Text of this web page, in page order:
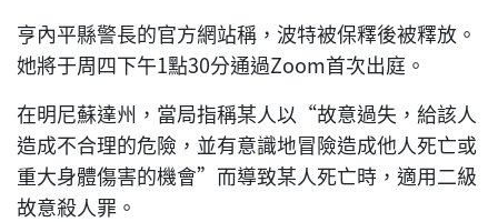
亨內平縣警長的官方網站稱，波特被保釋後被釋放。
她將于周四下午1點30分通過Zoom首次出庭。
在明尼蘇達州，當局指稱某人以“故意過失，給該人
造成不合理的危險，並有意識地冒險造成他人死亡或
重大身體傷害的機會”而導致某人死亡時，適用二級
故意殺人罪。